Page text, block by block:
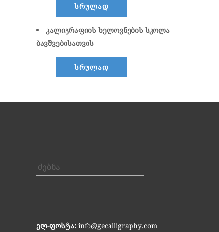
სრულად
კალიგრაფიის ხელოვნების სკოლა
ბავშვებისათვის
სრულად
ძებნა
ელ-ფოსტა: info@gecalligraphy.com